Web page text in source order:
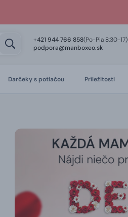
+421 944 766 858(Po-Pia 8:30-17)
podpora@manboxeo.sk
Darčeky s potlačou Príležitosti